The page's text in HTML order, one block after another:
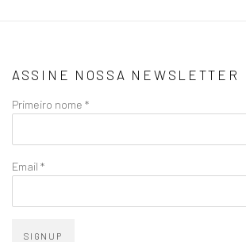
ASSINE NOSSA NEWSLETTER
Primeiro nome *
Email *
SIGNUP